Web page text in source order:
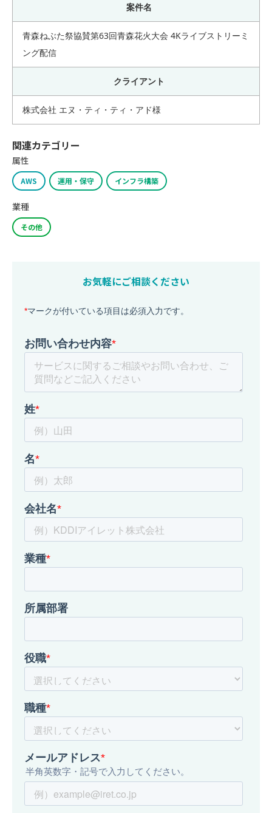
案件名
青森ねぶた祭協賛第63回青森花火大会 4Kライブストリーミ
ング配信
クライアント
株式会社 エヌ・ティ・ティ・アド様
関連カテゴリー
属性
AWS 運用・保守 インフラ構築
業種
その他
お気軽にご相談ください